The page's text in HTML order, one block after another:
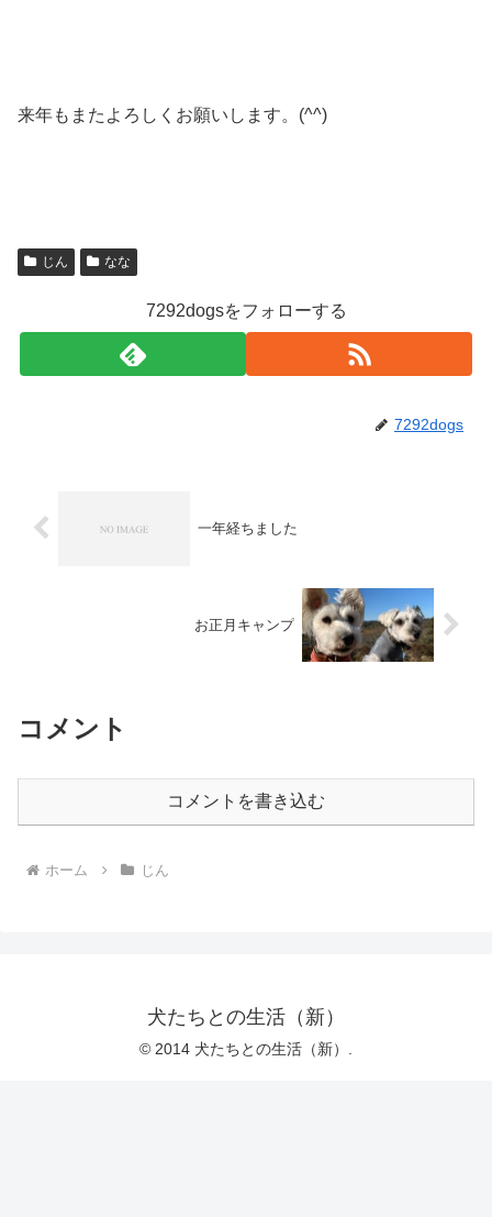
来年もまたよろしくお願いします。(^^)
じん なな
7292dogsをフォローする
7292dogs
一年経ちました
お正月キャンプ
コメント
コメントを書き込む
ホーム じん
犬たちとの生活（新）
© 2014 犬たちとの生活（新）.